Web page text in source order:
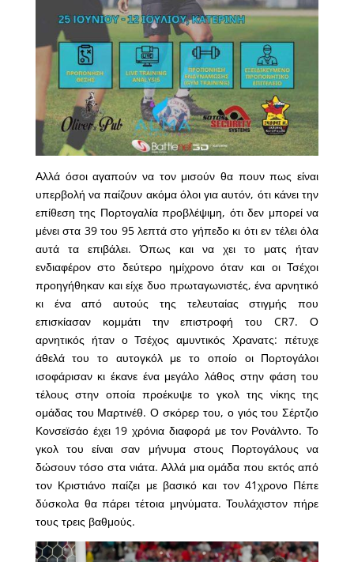
Αλλά όσοι αγαπούν να τον μισούν θα πουν πως είναι
υπερβολή να παίζουν ακόμα όλοι για αυτόν, ότι κάνει την
επίθεση της Πορτογαλία προβλέψιμη, ότι δεν μπορεί να
μένει στα 39 του 95 λεπτά στο γήπεδο κι ότι εν τέλει όλα
αυτά τα επιβάλει. Όπως και να χει το ματς ήταν
ενδιαφέρον στο δεύτερο ημίχρονο όταν και οι Τσέχοι
προηγήθηκαν και είχε δυο πρωταγωνιστές, ένα αρνητικό
κι ένα από αυτούς της τελευταίας στιγμής που
επισκίασαν κομμάτι την επιστροφή του CR7. Ο
αρνητικός ήταν ο Τσέχος αμυντικός Χρανατς: πέτυχε
άθελά του το αυτογκόλ με το οποίο οι Πορτογάλοι
ισοφάρισαν κι έκανε ένα μεγάλο λάθος στην φάση του
τέλους στην οποία προέκυψε το γκολ της νίκης της
ομάδας του Μαρτινέθ. Ο σκόρερ του, ο γιός του Σέρτζιο
Κονσεϊσάο έχει 19 χρόνια διαφορά με τον Ρονάλντο. Το
γκολ του είναι σαν μήνυμα στους Πορτογάλους να
δώσουν τόσο στα νιάτα. Αλλά μια ομάδα που εκτός από
τον Κριστιάνο παίζει με βασικό και τον 41χρονο Πέπε
δύσκολα θα πάρει τέτοια μηνύματα. Τουλάχιστον πήρε
τους τρεις βαθμούς.